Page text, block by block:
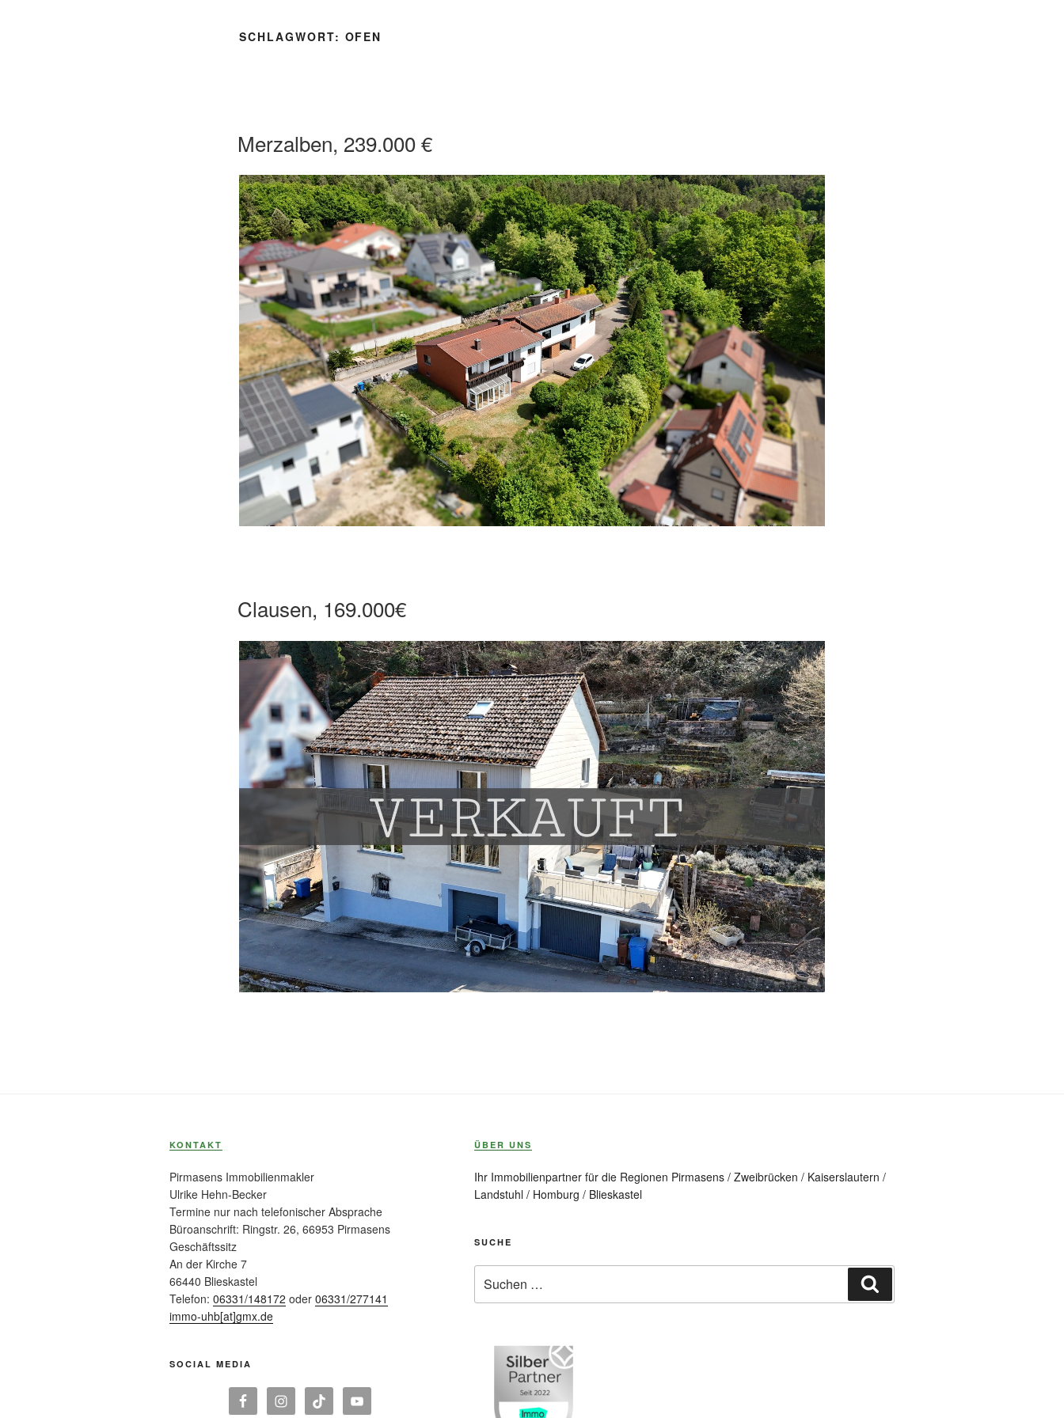
SCHLAGWORT: OFEN
Merzalben, 239.000 €
Clausen, 169.000€
KONTAKT
Pirmasens Immobilienmakler
Ulrike Hehn-Becker
Termine nur nach telefonischer Absprache
Büroanschrift: Ringstr. 26, 66953 Pirmasens
Geschäftssitz
An der Kirche 7
66440 Blieskastel
Telefon: 06331/148172 oder 06331/277141
immo-uhb[at]gmx.de
SOCIAL MEDIA
ÜBER UNS
Ihr Immobilienpartner für die Regionen Pirmasens / Zweibrücken / Kaiserslautern /
Landstuhl / Homburg / Blieskastel
SUCHE
nach: